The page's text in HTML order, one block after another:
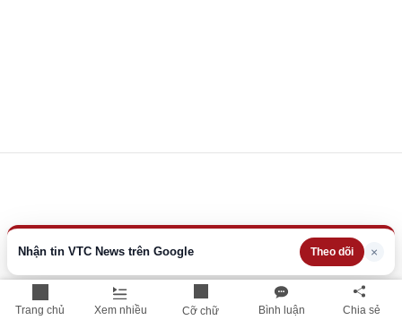
Trang chủ Xem nhiều Cỡ chữ Bình luận Chia sẻ
Nhận tin VTC News trên Google Theo dõi ×